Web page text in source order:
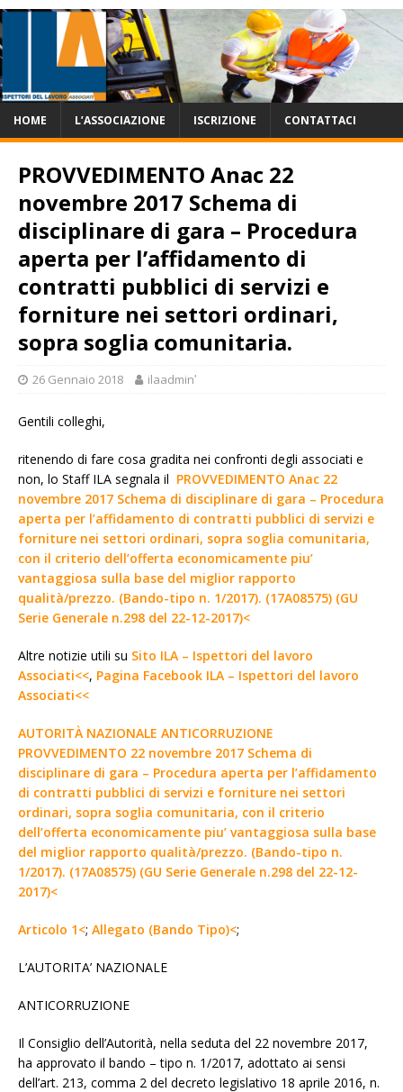
HOME L’ASSOCIAZIONE ISCRIZIONE CONTATTACI
PROVVEDIMENTO Anac 22
novembre 2017 Schema di
disciplinare di gara – Procedura
aperta per l’affidamento di
contratti pubblici di servizi e
forniture nei settori ordinari,
sopra soglia comunitaria.
26 Gennaio 2018 ilaadminʹ
Gentili colleghi,
ritenendo di fare cosa gradita nei confronti degli associati e
non, lo Staff ILA segnala il PROVVEDIMENTO Anac 22
novembre 2017 Schema di disciplinare di gara – Procedura
aperta per l’affidamento di contratti pubblici di servizi e
forniture nei settori ordinari, sopra soglia comunitaria,
con il criterio dell’offerta economicamente piu’
vantaggiosa sulla base del miglior rapporto
qualità/prezzo. (Bando-tipo n. 1/2017). (17A08575) (GU
Serie Generale n.298 del 22-12-2017)<
Altre notizie utili su Sito ILA – Ispettori del lavoro
Associati<<, Pagina Facebook ILA – Ispettori del lavoro
Associati<<
AUTORITÀ NAZIONALE ANTICORRUZIONE
PROVVEDIMENTO 22 novembre 2017 Schema di
disciplinare di gara – Procedura aperta per l’affidamento
di contratti pubblici di servizi e forniture nei settori
ordinari, sopra soglia comunitaria, con il criterio
dell’offerta economicamente piu’ vantaggiosa sulla base
del miglior rapporto qualità/prezzo. (Bando-tipo n.
1/2017). (17A08575) (GU Serie Generale n.298 del 22-12-
2017)<
Articolo 1<; Allegato (Bando Tipo)<;
L’AUTORITA’ NAZIONALE
ANTICORRUZIONE
Il Consiglio dell’Autorità, nella seduta del 22 novembre 2017,
ha approvato il bando – tipo n. 1/2017, adottato ai sensi
dell’art. 213, comma 2 del decreto legislativo 18 aprile 2016, n.